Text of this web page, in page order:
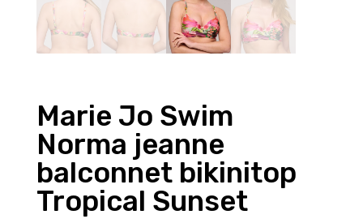
Marie Jo Swim
Norma jeanne
balconnet bikinitop
Tropical Sunset